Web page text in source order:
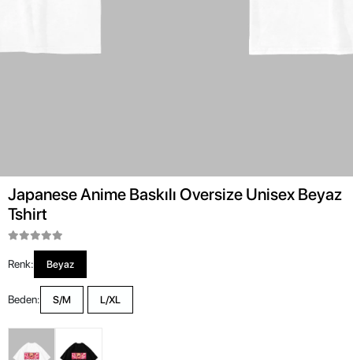
Japanese Anime Baskılı Oversize Unisex Beyaz
Tshirt
Renk: Beyaz
Beden: S/M L/XL